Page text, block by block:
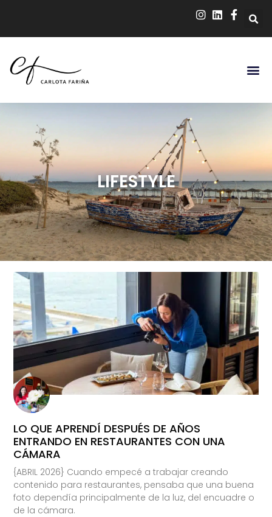
LIFESTYLE
LO QUE APRENDÍ DESPUÉS DE AÑOS
ENTRANDO EN RESTAURANTES CON UNA
CÁMARA
{ABRIL 2026} Cuando empecé a trabajar creando
contenido para restaurantes, pensaba que una buena
foto dependía principalmente de la luz, del encuadre o
de la cámara.